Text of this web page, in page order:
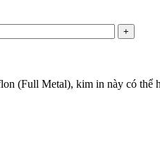
+
(Full Metal), kim in này có